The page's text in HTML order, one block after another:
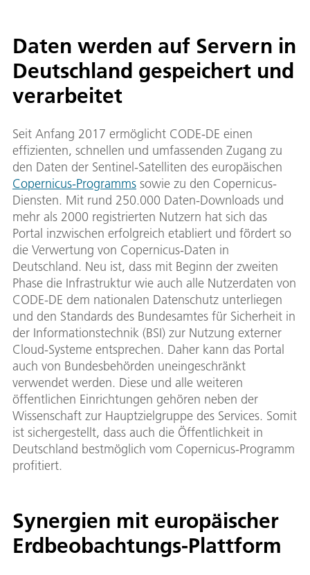
Daten werden auf Servern in
Deutschland gespeichert und
verarbeitet
Seit Anfang 2017 ermöglicht CODE-DE einen
effizienten, schnellen und umfassenden Zugang zu
den Daten der Sentinel-Satelliten des europäischen
Copernicus-Programms sowie zu den Copernicus-
Diensten. Mit rund 250.000 Daten-Downloads und
mehr als 2000 registrierten Nutzern hat sich das
Portal inzwischen erfolgreich etabliert und fördert so
die Verwertung von Copernicus-Daten in
Deutschland. Neu ist, dass mit Beginn der zweiten
Phase die Infrastruktur wie auch alle Nutzerdaten von
CODE-DE dem nationalen Datenschutz unterliegen
und den Standards des Bundesamtes für Sicherheit in
der Informationstechnik (BSI) zur Nutzung externer
Cloud-Systeme entsprechen. Daher kann das Portal
auch von Bundesbehörden uneingeschränkt
verwendet werden. Diese und alle weiteren
öffentlichen Einrichtungen gehören neben der
Wissenschaft zur Hauptzielgruppe des Services. Somit
ist sichergestellt, dass auch die Öffentlichkeit in
Deutschland bestmöglich vom Copernicus-Programm
profitiert.
Synergien mit europäischer
Erdbeobachtungs-Plattform